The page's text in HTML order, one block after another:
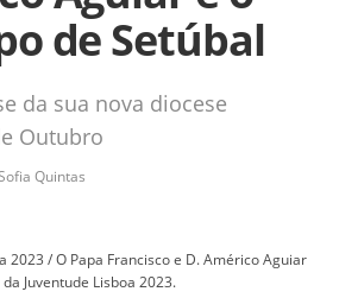
de Setúbal
da sua nova diocese
Outubro
Quintas
2023 / O Papa Francisco e D. Américo Aguiar
Juventude Lisboa 2023.